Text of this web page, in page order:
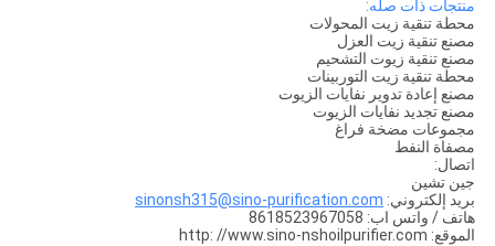
منتجات ذات صله:
محطة تنقية زيت المحولات
مصنع تنقية زيت العزل
مصنع تنقية زيوت التشحيم
محطة تنقية زيت التوربينات
مصنع إعادة تدوير نفايات الزيوت
مصنع تجديد نفايات الزيوت
مجموعات مضخة فراغ
مصفاة النفط
اتصال:
جين تشين
بريد إلكتروني: sinonsh315@sino-purification.com
هاتف / واتس اب: 8618523967058
الموقع: http: //www.sino-nshoilpurifier.com